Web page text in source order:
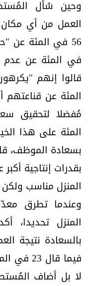
وحين سُأل
العمل من أي
المئة عن قناعتهم
المئة على هذا
بقدرات إنتاجية
المنزل مناسب
وعندما تطرق
المنزل تحديدا،
فيما
لا بل أضاف